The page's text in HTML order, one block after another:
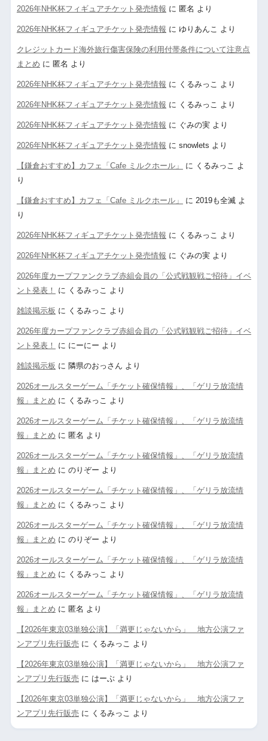
2026年NHK杯フィギュアチケット発売情報 に 匿名 より
2026年NHK杯フィギュアチケット発売情報 に ゆりあんこ より
クレジットカード海外旅行傷害保険の利用付帯条件について注意点
まとめ に 匿名 より
2026年NHK杯フィギュアチケット発売情報 に くるみっこ より
2026年NHK杯フィギュアチケット発売情報 に くるみっこ より
2026年NHK杯フィギュアチケット発売情報 に ぐみの実より
2026年NHK杯フィギュアチケット発売情報 に snowlets より
【鎌倉おすすめ】カフェ「Cafe ミルクホール」 に くるみっこ よ
り
【鎌倉おすすめ】カフェ「Cafe ミルクホール」 に 2019も全滅 よ
り
2026年NHK杯フィギュアチケット発売情報 に くるみっこ より
2026年NHK杯フィギュアチケット発売情報 に ぐみの実より
2026年度カープファンクラブ赤組会員の「公式戦観戦ご招待」イベ
ント発表！
に くるみっこ より
雑談掲示板 に くるみっこ より
2026年度カープファンクラブ赤組会員の「公式戦観戦ご招待」イベ
ント発表！
に にーにー より
雑談掲示板 に 隣県のおっさん より
2026オールスターゲーム「チケット確保情報」、「ゲリラ放流情
報」まとめ に くるみっこ より
2026オールスターゲーム「チケット確保情報」、「ゲリラ放流情
報」まとめ に 匿名 より
2026オールスターゲーム「チケット確保情報」、「ゲリラ放流情
報」まとめ に のりぞー より
2026オールスターゲーム「チケット確保情報」、「ゲリラ放流情
報」まとめ に くるみっこ より
2026オールスターゲーム「チケット確保情報」、「ゲリラ放流情
報」まとめ に のりぞー より
2026オールスターゲーム「チケット確保情報」、「ゲリラ放流情
報」まとめ に くるみっこ より
2026オールスターゲーム「チケット確保情報」、「ゲリラ放流情
報」まとめ に 匿名 より
【2026年東京03単独公演】「満更じゃないから」 地方公演ファ
ンアプリ先行販売 に くるみっこ より
【2026年東京03単独公演】「満更じゃないから」 地方公演ファ
ンアプリ先行販売 に はーぶより
【2026年東京03単独公演】「満更じゃないから」 地方公演ファ
ンアプリ先行販売 に くるみっこ より